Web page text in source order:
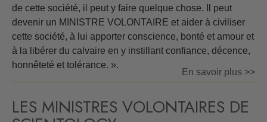
de cette société, il peut y faire quelque chose. Il peut
devenir un MINISTRE VOLONTAIRE et aider à civiliser
cette société, à lui apporter conscience, bonté et amour et
à la libérer du calvaire en y instillant confiance, décence,
honnêteté et tolérance. ».
En savoir plus >>
LES MINISTRES VOLONTAIRES DE